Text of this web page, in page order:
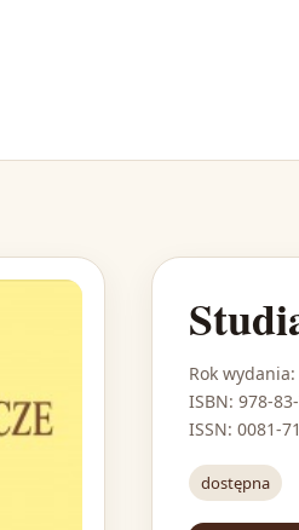
Rok
ISBN: 978-
ISSN: 0081-
dostępna